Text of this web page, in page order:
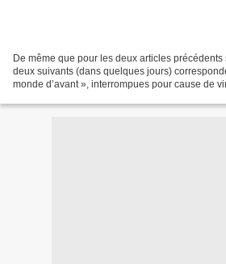
De même que pour les deux articles précédents
deux suivants (dans quelques jours)
monde d’avant », interrompues pour cause de